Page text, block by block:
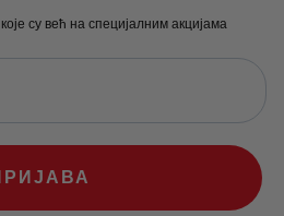
су већ на специјалним акцијама